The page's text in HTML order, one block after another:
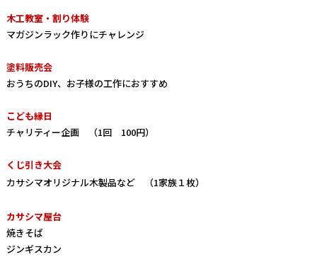
木工教室・割り体験
マガジンラック作りにチャレンジ
塗料販売会
おうちのDIY、お子様の工作におすすめ
こども縁日
チャリティー企画 （1回 100円）
くじ引き大会
カサシマオリジナル木製品など （1家族１枚）
カサシマ屋台
焼きそば
ジンギスカン